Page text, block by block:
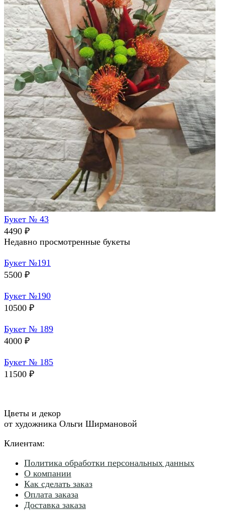
Букет № 43
4490 ₽
Недавно просмотренные букеты
Букет №191
5500 ₽
Букет №190
10500 ₽
Букет № 189
4000 ₽
Букет № 185
11500 ₽
Цветы и декор
от художника Ольги Ширмановой
Клиентам:
Политика обработки персональных данных
О компании
Как сделать заказ
Оплата заказа
Доставка заказа